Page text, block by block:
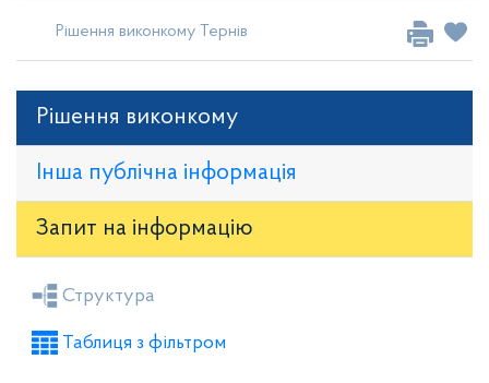
Рішення виконкому Тернівської районної у місті ради
Рішення виконкому
Інша публічна інформація
Запит на iнформацію
Засідання районної ради
Проекти рішень районної ради
Структура
Таблиця з фільтром